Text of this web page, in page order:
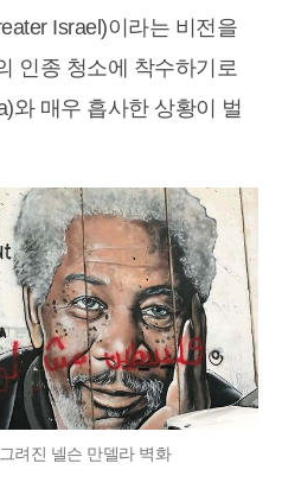
Israel)이라는 비전을
인종 청소에 착수하기로
와 매우 흡사한 상황이 벌
려진 넬슨 만델라 벽화